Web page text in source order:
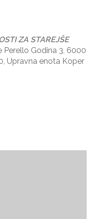
ZA STAREJŠE
Godina 3, 6000
Upravna enota Koper